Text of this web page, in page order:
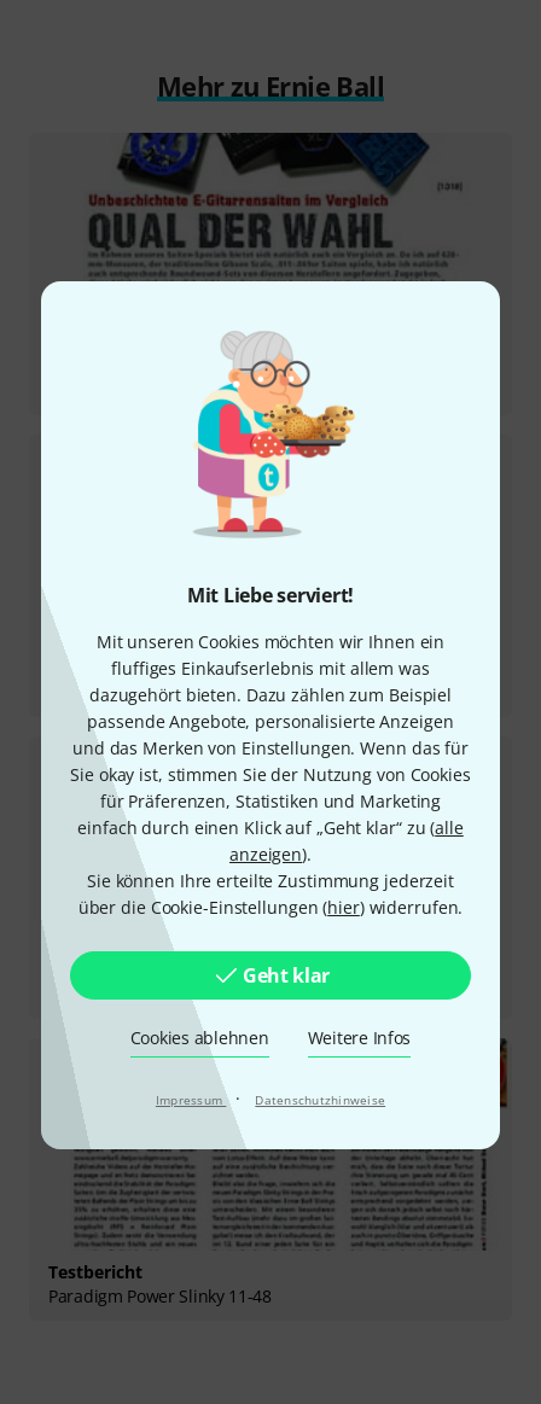
Mit Liebe serviert!
Mit unseren Cookies möchten wir Ihnen ein
fluffiges Einkaufserlebnis mit allem was
dazugehört bieten. Dazu zählen zum Beispiel
passende Angebote, personalisierte Anzeigen
und das Merken von Einstellungen. Wenn das für
Sie okay ist, stimmen Sie der Nutzung von Cookies
für Präferenzen, Statistiken und Marketing
einfach durch einen Klick auf „Geht klar“ zu (alle
anzeigen).
Sie können Ihre erteilte Zustimmung jederzeit
über die Cookie-Einstellungen (hier) widerrufen.
Geht klar
Cookies ablehnen Weitere Infos
Impressum · Datenschutzhinweise
Mehr zu Ernie Ball
Testbericht
2834 Super Slinky
Testbericht
EB6203
Testbericht
Paradigm Power Slinky 11-48